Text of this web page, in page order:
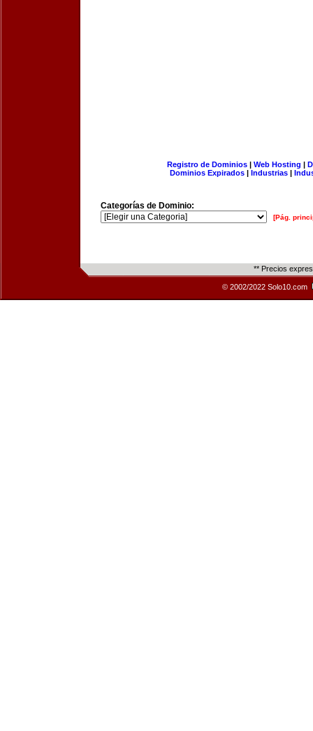
Registro de Dominios| Web Hosting |
Dominios Expirados | Industrias |
Categorías de Dominio:
[Pág.
** Precios
© 2002/2022 Solo10.com